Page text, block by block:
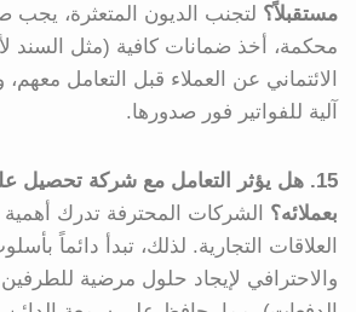
مستقبلاً؟ لتجنب الديون المتعثرة، يجب
محكمة، أخذ ضمانات كافية (مثل السند
الائتماني عن العملاء قبل التعامل
آلية للفواتير فور صدورها.
15. هل يؤثر التعامل مع شركة تحصيل
بعملائه؟ الشركات المحترفة تدرك
العلاقات التجارية. لذلك، تبدأ دائماً
والاحترافي لإيجاد حلول مرضية